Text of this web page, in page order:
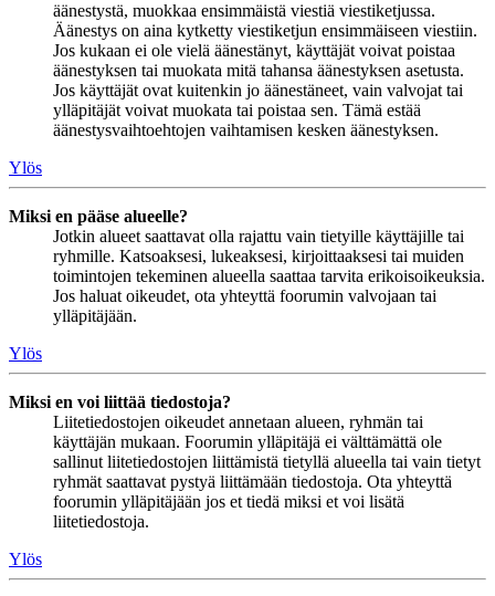
äänestystä, muokkaa ensimmäistä viestiä viestiketjussa.
Äänestys on aina kytketty viestiketjun ensimmäiseen viestiin.
Jos kukaan ei ole vielä äänestänyt, käyttäjät voivat poistaa
äänestyksen tai muokata mitä tahansa äänestyksen asetusta.
Jos käyttäjät ovat kuitenkin jo äänestäneet, vain valvojat tai
ylläpitäjät voivat muokata tai poistaa sen. Tämä estää
äänestysvaihtoehtojen vaihtamisen kesken äänestyksen.
Ylös
Miksi en pääse alueelle?
Jotkin alueet saattavat olla rajattu vain tietyille käyttäjille tai
ryhmille. Katsoaksesi, lukeaksesi, kirjoittaaksesi tai muiden
toimintojen tekeminen alueella saattaa tarvita erikoisoikeuksia.
Jos haluat oikeudet, ota yhteyttä foorumin valvojaan tai
ylläpitäjään.
Ylös
Miksi en voi liittää tiedostoja?
Liitetiedostojen oikeudet annetaan alueen, ryhmän tai
käyttäjän mukaan. Foorumin ylläpitäjä ei välttämättä ole
sallinut liitetiedostojen liittämistä tietyllä alueella tai vain tietyt
ryhmät saattavat pystyä liittämään tiedostoja. Ota yhteyttä
foorumin ylläpitäjään jos et tiedä miksi et voi lisätä
liitetiedostoja.
Ylös